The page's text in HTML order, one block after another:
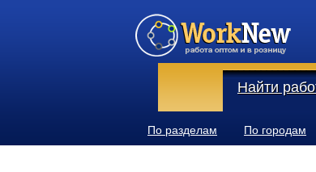
Найти
По разделам По городам